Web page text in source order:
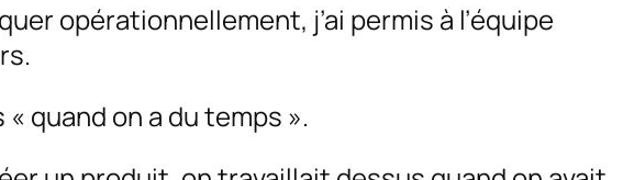
opérationnellement, j’ai permis à l’équipe
quand on a du temps ».